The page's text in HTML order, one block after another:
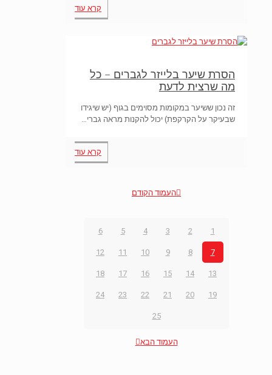
קרא עוד
הסרת שיער בלייזר לגברים – כל
מה שרצית לדעת
זה נכון ששיער במקומות מסוימים בגוף (יש שיגידו
שבעיקר על הקרקפת) יכול להקנות מראה גברי…
קרא עוד
העמוד הקודם
1
2
3
4
5
6
7
8
9
10
11
12
13
14
15
16
17
18
19
20
21
22
23
24
25
העמוד הבא